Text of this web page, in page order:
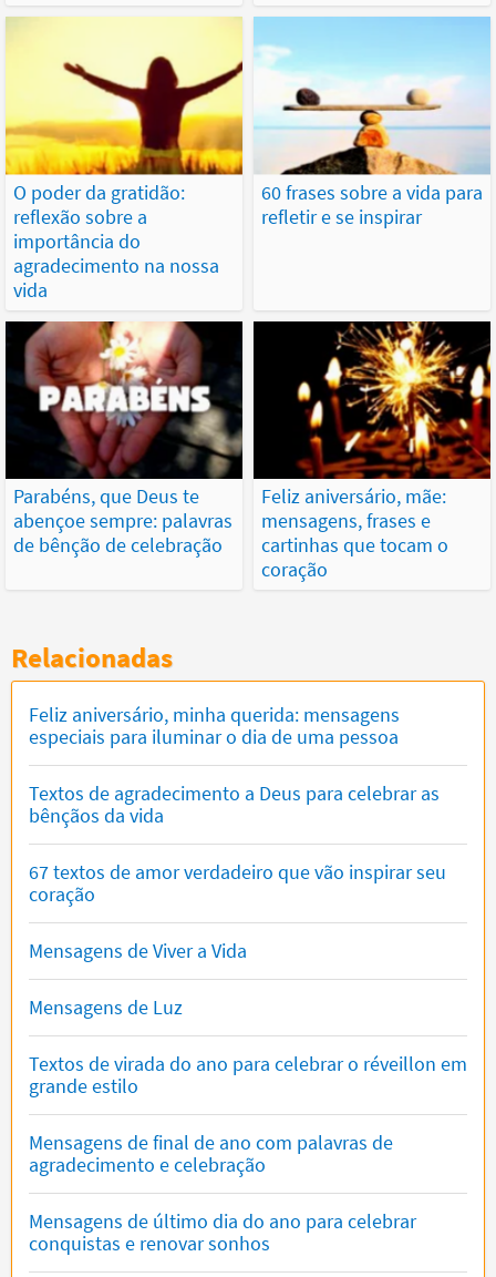
O poder da gratidão:
reflexão sobre a
importância do
agradecimento na nossa
vida
60 frases sobre a vida para
refletir e se inspirar
Parabéns, que Deus te
abençoe sempre: palavras
de bênção de celebração
Feliz aniversário, mãe:
mensagens, frases e
cartinhas que tocam o
coração
Relacionadas
Feliz aniversário, minha querida: mensagens
especiais para iluminar o dia de uma pessoa
Textos de agradecimento a Deus para celebrar as
bênçãos da vida
67 textos de amor verdadeiro que vão inspirar seu
coração
Mensagens de Viver a Vida
Mensagens de Luz
Textos de virada do ano para celebrar o réveillon em
grande estilo
Mensagens de final de ano com palavras de
agradecimento e celebração
Mensagens de último dia do ano para celebrar
conquistas e renovar sonhos